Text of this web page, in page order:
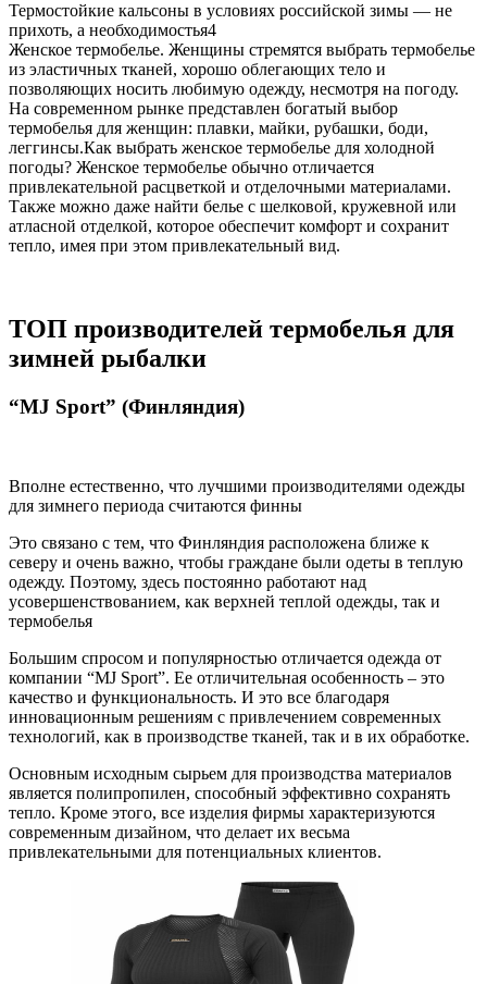
Термостойкие кальсоны в условиях российской зимы — не
прихоть, а необходимостья4
Женское термобелье. Женщины стремятся выбрать термобелье
из эластичных тканей, хорошо облегающих тело и
позволяющих носить любимую одежду, несмотря на погоду.
На современном рынке представлен богатый выбор
термобелья для женщин: плавки, майки, рубашки, боди,
леггинсы.Как выбрать женское термобелье для холодной
погоды? Женское термобелье обычно отличается
привлекательной расцветкой и отделочными материалами.
Также можно даже найти белье с шелковой, кружевной или
атласной отделкой, которое обеспечит комфорт и сохранит
тепло, имея при этом привлекательный вид.
ТОП производителей термобелья для
зимней рыбалки
“MJ Sport” (Финляндия)
Вполне естественно, что лучшими производителями одежды
для зимнего периода считаются финны
Это связано с тем, что Финляндия расположена ближе к
северу и очень важно, чтобы граждане были одеты в теплую
одежду. Поэтому, здесь постоянно работают над
усовершенствованием, как верхней теплой одежды, так и
термобелья
Большим спросом и популярностью отличается одежда от
компании “MJ Sport”. Ее отличительная особенность – это
качество и функциональность. И это все благодаря
инновационным решениям с привлечением современных
технологий, как в производстве тканей, так и в их обработке.
Основным исходным сырьем для производства материалов
является полипропилен, способный эффективно сохранять
тепло. Кроме этого, все изделия фирмы характеризуются
современным дизайном, что делает их весьма
привлекательными для потенциальных клиентов.